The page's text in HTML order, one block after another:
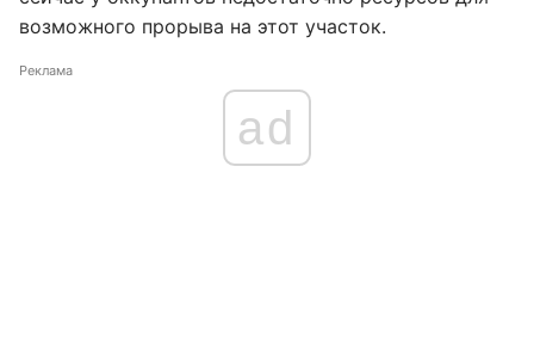
возможного прорыва на этот участок.
Реклама
ad